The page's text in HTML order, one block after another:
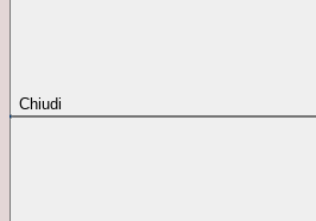
Chiudi